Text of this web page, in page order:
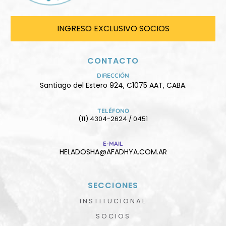
INGRESO EXCLUSIVO SOCIOS
CONTACTO
DIRECCIÓN
Santiago del Estero 924, C1075 AAT, CABA.
TELÉFONO
(11) 4304-2624 / 0451
E-MAIL
HELADOSHA@AFADHYA.COM.AR
SECCIONES
INSTITUCIONAL
SOCIOS